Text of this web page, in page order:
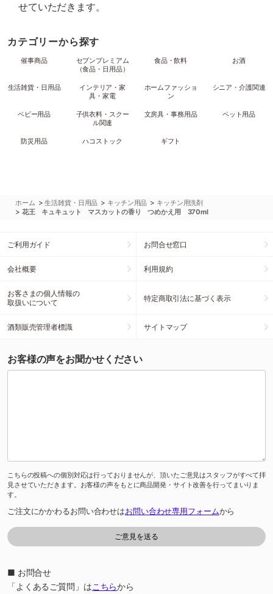
せていただきます。
カテゴリーから探す
催事商品
セブンプレミアム
（食品・日用品）
食品・飲料 お酒
生活雑貨・日用品
インテリア・家
具・家電
ホームファッショ
ン
シニア・介護関連
ベビー用品
子供衣料・スクー
ル関連
文房具・事務用品 ペット用品
防災用品 ハコストック ギフト
ホーム >生活雑貨・日用品 > キッチン用品 > キッチン用洗剤
> 花王 キュキュット マスカットの香り つめかえ用 370ml
ご利用ガイド お問合せ窓口
会社概要 利用規約
お客さまの個人情報の
取扱いについて
特定商取引法に基づく表示
酒類販売管理者標識 サイトマップ
お客様の声をお聞かせください
こちらの投稿への個別対応は行っておりませんが、頂いたご意見はスタッフがすべて拝
見させていただきます。お客様の声をもとに商品開発・サイト改善を行ってまいりま
す。
ご注文にかかわるお問い合わせはお問い合わせ専用フォームから
■ お問合せ
「よくあるご質問」はこちらから